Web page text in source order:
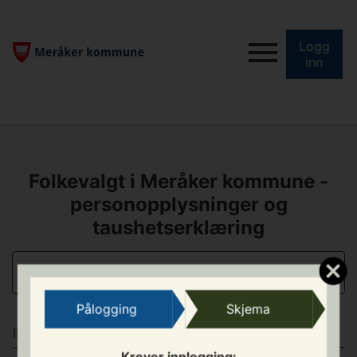
Pålogging Skjema
Logg
inn
Folkevalgt i Meråker kommune -
personopplysninger og
taushetserklæring
INFORMASJON